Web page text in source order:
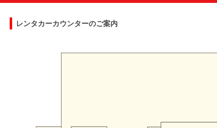
レンタカーカウンターのご案内